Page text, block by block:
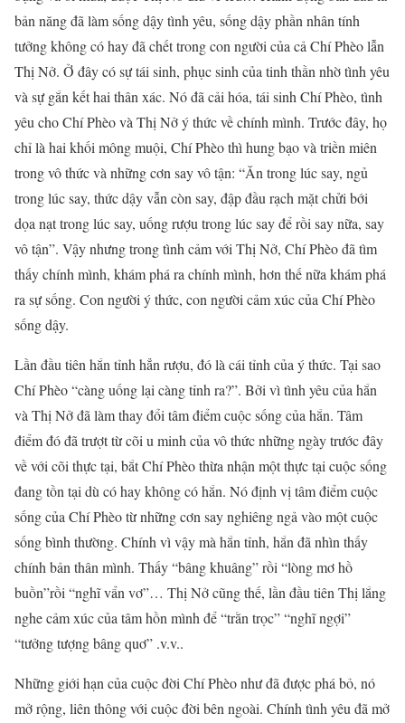
bản năng đã làm sống dậy tình yêu, sống dậy phần nhân tính
tưởng không có hay đã chết trong con người của cả Chí Phèo lẫn
Thị Nở. Ở đây có sự tái sinh, phục sinh của tinh thần nhờ tình yêu
và sự gắn kết hai thân xác. Nó đã cải hóa, tái sinh Chí Phèo, tình
yêu cho Chí Phèo và Thị Nở ý thức về chính mình. Trước đây, họ
chỉ là hai khối mông muội, Chí Phèo thì hung bạo và triền miên
trong vô thức và những cơn say vô tận: “Ăn trong lúc say, ngủ
trong lúc say, thức dậy vẫn còn say, đập đầu rạch mặt chửi bới
dọa nạt trong lúc say, uống rượu trong lúc say để rồi say nữa, say
vô tận”. Vậy nhưng trong tình cảm với Thị Nở, Chí Phèo đã tìm
thấy chính mình, khám phá ra chính mình, hơn thế nữa khám phá
ra sự sống. Con người ý thức, con người cảm xúc của Chí Phèo
sống dậy.
Lần đầu tiên hắn tỉnh hẳn rượu, đó là cái tỉnh của ý thức. Tại sao
Chí Phèo “càng uống lại càng tỉnh ra?”. Bởi vì tình yêu của hắn
và Thị Nở đã làm thay đổi tâm điểm cuộc sống của hắn. Tâm
điểm đó đã trượt từ cõi u minh của vô thức những ngày trước đây
về với cõi thực tại, bắt Chí Phèo thừa nhận một thực tại cuộc sống
đang tồn tại dù có hay không có hắn. Nó định vị tâm điểm cuộc
sống của Chí Phèo từ những cơn say nghiêng ngả vào một cuộc
sống bình thường. Chính vì vậy mà hắn tỉnh, hắn đã nhìn thấy
chính bản thân mình. Thấy “bâng khuâng” rồi “lòng mơ hồ
buồn”rồi “nghĩ vẩn vơ”… Thị Nở cũng thế, lần đầu tiên Thị lắng
nghe cảm xúc của tâm hồn mình để “trằn trọc” “nghĩ ngợi”
“tưởng tượng bâng quơ” .v.v..
Những giới hạn của cuộc đời Chí Phèo như đã được phá bỏ, nó
mở rộng, liên thông với cuộc đời bên ngoài. Chính tình yêu đã mở